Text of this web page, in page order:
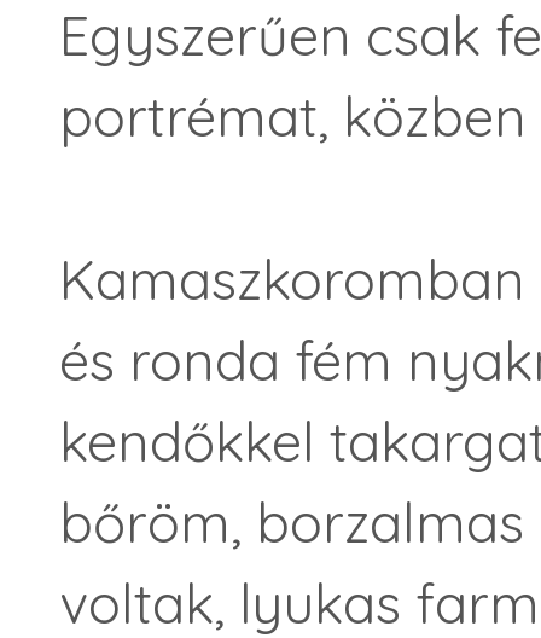
Egyszerűen csak
portrémat,
és ronda fém
kendőkkel
bőröm,
voltak, lyukas